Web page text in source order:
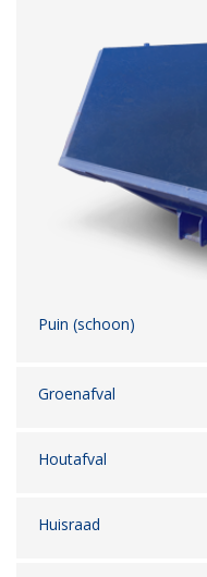
Puin (schoon)
Groenafval
Houtafval
Huisraad